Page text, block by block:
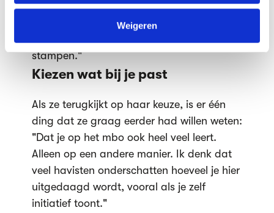
We werken samen met63 derdendie uw gegevens
kunnen ontvangen en verwerken.
Weigeren
verwacht."
"Ik leer hier door te doen. En dat werkt
stampen."
Kiezen wat bij je past
Als ze terugkijkt op haar keuze, is er één
ding dat ze graag eerder had willen weten:
"Dat je op het mbo ook heel veel leert.
Alleen op een andere manier. Ik denk dat
veel havisten onderschatten hoeveel je hier
uitgedaagd wordt, vooral als je zelf
initiatief toont."